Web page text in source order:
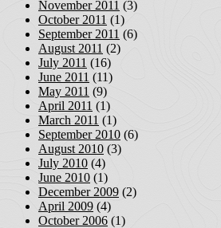
November 2011 (3)
October 2011 (1)
September 2011 (6)
August 2011 (2)
July 2011 (16)
June 2011 (11)
May 2011 (9)
April 2011 (1)
March 2011 (1)
September 2010 (6)
August 2010 (3)
July 2010 (4)
June 2010 (1)
December 2009 (2)
April 2009 (4)
October 2006 (1)